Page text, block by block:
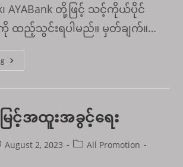
၊ AYABank တို့ဖြင့် သင့်ကိုယ်ပိုင်
ည့်သွင်းရပါမည်။ မှတ်ချက်။…
အ
ကော
ဖ
ရီး15000
ရယူ
ြင့်အထူးအခွင့်ရေး
August 2, 2023
PostAll Promotion